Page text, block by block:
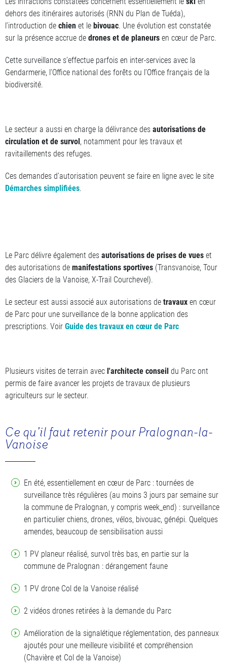
dehors des itinéraires autorisés (RNN du Plan de Tuéda),
l’introduction de chien et le bivouac. Une évolution est constatée
sur la présence accrue de drones et de planeurs en cœur de Parc.
Cette surveillance s’effectue parfois en inter-services avec la
Gendarmerie, l'Office national des forêts ou l’Office français de la
biodiversité.
Le secteur a aussi en charge la délivrance des autorisations de
circulation et de survol, notamment pour les travaux et
ravitaillements des refuges.
Ces demandes d’autorisation peuvent se faire en ligne avec le site
Démarches simplifiées.
Le Parc délivre également des autorisations de prises de vues et
des autorisations de manifestations sportives (Transvanoise, Tour
des Glaciers de la Vanoise, X-Trail Courchevel).
Le secteur est aussi associé aux autorisations de travaux en cœur
de Parc pour une surveillance de la bonne application des
prescriptions. Voir Guide des travaux en cœur de Parc
Plusieurs visites de terrain avec l'architecte conseil du Parc ont
permis de faire avancer les projets de travaux de plusieurs
agriculteurs sur le secteur.
Ce qu’il faut retenir pour Pralognan-la-
Vanoise
En été, essentiellement en cœur de Parc : tournées de
surveillance très régulières (au moins 3 jours par semaine sur
la commune de Pralognan, y compris week_end) : surveillance
en particulier chiens, drones, vélos, bivouac, génépi. Quelques
amendes, beaucoup de sensibilisation aussi
1 PV planeur réalisé, survol très bas, en partie sur la
commune de Pralognan : dérangement faune
1 PV drone Col de la Vanoise réalisé
2 vidéos drones retirées à la demande du Parc
Amélioration de la signalétique réglementation, des panneaux
ajoutés pour une meilleure visibilité et compréhension
(Chavière et Col de la Vanoise)